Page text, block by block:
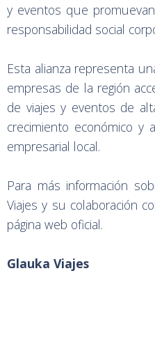
y eventos que
responsabilidad social
Esta alianza representa
empresas de la región
de viajes y eventos de
crecimiento económico y
empresarial local.
Para más información
Viajes y su colaboración
página web oficial.
Glauka Viajes